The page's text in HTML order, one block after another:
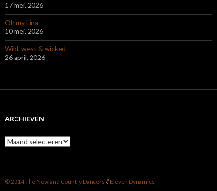
17 mei, 2026
Oh my Lina
10 mei, 2026
Wild, west & wicked
26 april, 2026
ARCHIEVEN
Archieven
© 2014 The Nowland Country Dancers //Eleven Dynamics